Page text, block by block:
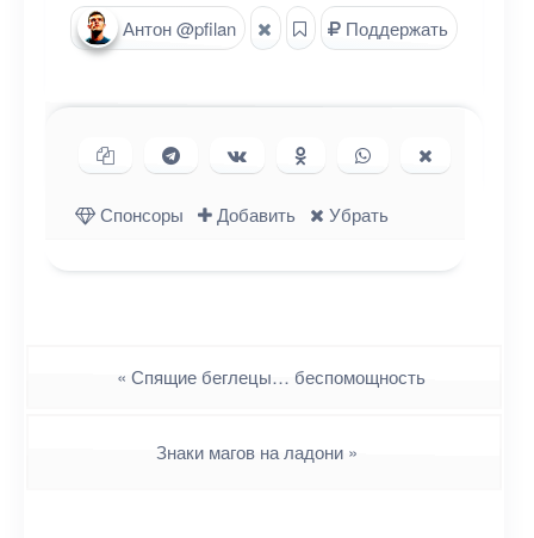
Антон @pfilan Поддержать
Копировать ссылку
Поделиться в Telegram
Поделиться ВКонтакте
Поделиться в
Одноклассниках
Поделиться в
WhatsApp
в X (Twitter)
Спонсоры
Добавить Убрать
« Спящие беглецы… беспомощность
Знаки магов на ладони »